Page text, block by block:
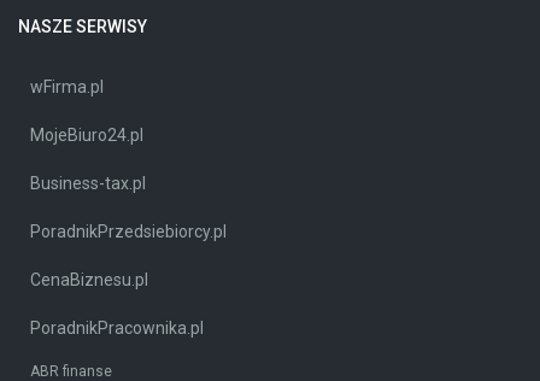
NASZE SERWISY
wFirma.pl
MojeBiuro24.pl
Business-tax.pl
PoradnikPrzedsiebiorcy.pl
CenaBiznesu.pl
PoradnikPracownika.pl
ABR finanse